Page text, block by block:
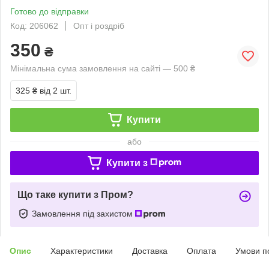
Готово до відправки
Код: 206062
Опт і роздріб
350 ₴
Мінімальна сума замовлення на сайті — 500 ₴
325 ₴ від 2 шт.
Купити
або
Купити з
Що таке купити з Пром?
Замовлення під захистом
Опис Характеристики Доставка Оплата Умови